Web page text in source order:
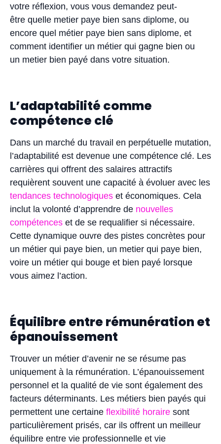
votre réflexion, vous vous demandez peut-
être quelle metier paye bien sans diplome, ou
encore quel métier paye bien sans diplome, et
comment identifier un métier qui gagne bien ou
un metier bien payé dans votre situation.
L’adaptabilité comme
compétence clé
Dans un marché du travail en perpétuelle mutation,
l’adaptabilité est devenue une compétence clé. Les
carrières qui offrent des salaires attractifs
requièrent souvent une capacité à évoluer avec les
tendances technologiques et économiques. Cela
inclut la volonté d’apprendre de nouvelles
compétences et de se requalifier si nécessaire.
Cette dynamique ouvre des pistes concrètes pour
un métier qui paye bien, un metier qui paye bien,
voire un métier qui bouge et bien payé lorsque
vous aimez l’action.
Équilibre entre rémunération et
épanouissement
Trouver un métier d’avenir ne se résume pas
uniquement à la rémunération. L’épanouissement
personnel et la qualité de vie sont également des
facteurs déterminants. Les métiers bien payés qui
permettent une certaine flexibilité horaire sont
particulièrement prisés, car ils offrent un meilleur
équilibre entre vie professionnelle et vie